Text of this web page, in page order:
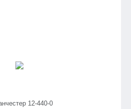
12-440-0